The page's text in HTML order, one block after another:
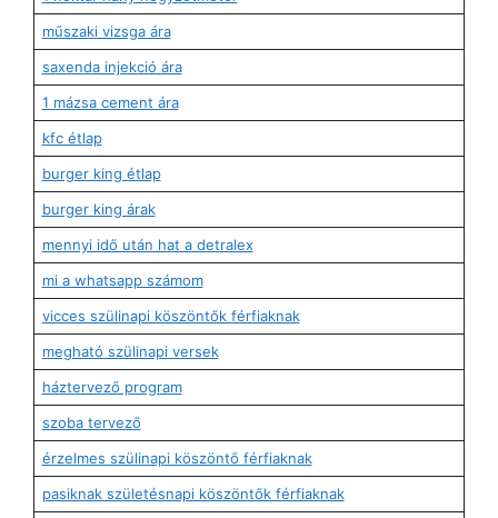
műszaki vizsga ára
saxenda injekció ára
1 mázsa cement ára
kfc étlap
burger king étlap
burger king árak
mennyi idő után hat a detralex
mi a whatsapp számom
vicces szülinapi köszöntők férfiaknak
megható szülinapi versek
háztervező program
szoba tervező
érzelmes szülinapi köszöntő férfiaknak
pasiknak születésnapi köszöntők férfiaknak